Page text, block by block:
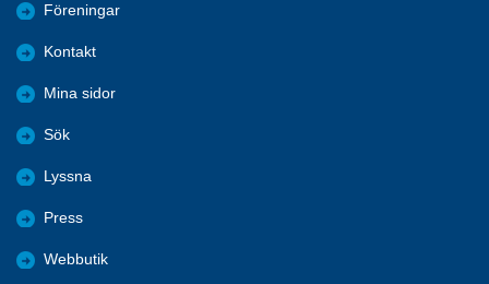
Föreningar
Kontakt
Mina sidor
Sök
Lyssna
Press
Webbutik